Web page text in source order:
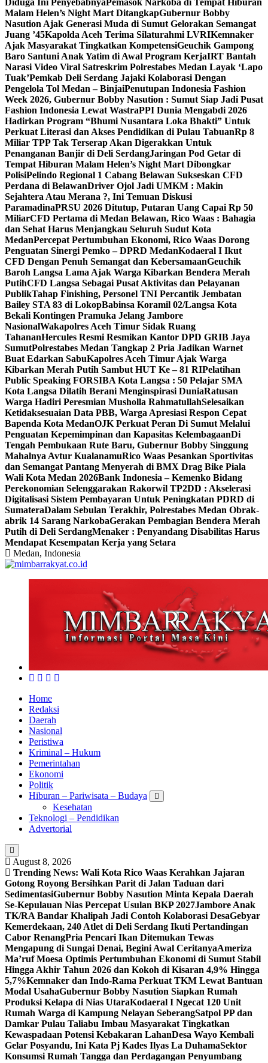
Diduga Ini PenyebabnyaPemasok Narkoba di Tempat Hiburan
Malam Helen’s Night Mart DitangkapGubernur Bobby
Nasution Ajak Generasi Muda di Sumut Gelorakan Semangat
Juang ’45Kapolda Aceh Terima Silaturahmi LVRIKemnaker
Ajak Masyarakat Tingkatkan KompetensiGeuchik Gampong
Baro Santuni Anak Yatim di Awal Program KerjaIRT Bantah
Narasi Video Viral Satreskrim Polrestabes Medan Layak ‘Lapo
Tuak’Pemkab Deli Serdang Jajaki Kolaborasi Dengan
Pengelola Tol Medan – BinjaiPenutupan Indonesia Fashion
Week 2026, Gubernur Bobby Nasution : Sumut Siap Jadi Pusat
Fashion Indonesia Lewat WastraPPI Dunia Mengabdi 2026
Hadirkan Program “Bhumi Nusantara Loka Bhakti” Untuk
Perkuat Literasi dan Akses Pendidikan di Pulau TabuanRp 8
Miliar TPP Tak Terserap Akan Digerakkan Untuk
Penanganan Banjir di Deli SerdangJaringan Pod Getar di
Tempat Hiburan Malam Helen’s Night Mart Dibongkar
PolisiPelindo Regional 1 Cabang Belawan Sukseskan CFD
Perdana di BelawanDriver Ojol Jadi UMKM : Makin
Sejahtera Atau Merana ?, Ini Temuan Diskusi
ParamadinaPRSU 2026 Ditutup, Putaran Uang Capai Rp 50
MiliarCFD Pertama di Medan Belawan, Rico Waas : Bahagia
dan Sehat Harus Menjangkau Seluruh Sudut Kota
MedanPercepat Pertumbuhan Ekonomi, Rico Waas Dorong
Penguatan Sinergi Pemko – DPRD MedanKodaeral I Ikut
CFD Dengan Penuh Semangat dan KebersamaanGeuchik
Baroh Langsa Lama Ajak Warga Kibarkan Bendera Merah
PutihCFD Langsa Sebagai Pusat Aktivitas dan Pelayanan
PublikTahap Finishing, Personel TNI Percantik Jembatan
Bailey STA 83 di LokopBabinsa Koramil 02/Langsa Kota
Bekali Kontingen Pramuka Jelang Jambore
NasionalWakapolres Aceh Timur Sidak Ruang
TahananHercules Resmi Resmikan Kantor DPD GRIB Jaya
SumutPolrestabes Medan Tangkap 2 Pria Jadikan Warnet
Buat Edarkan SabuKapolres Aceh Timur Ajak Warga
Kibarkan Merah Putih Sambut HUT Ke – 81 RIPelatihan
Public Speaking FORSIBA Kota Langsa : 50 Pelajar SMA
Kota Langsa Dilatih Berani Menginspirasi DuniaRatusan
Warga Hadiri Peresmian Musholla RahmatullahSelesaikan
Ketidaksesuaian Data PBB, Warga Apresiasi Respon Cepat
Bapenda Kota MedanOJK Perkuat Peran Di Sumut Melalui
Penguatan Kepemimpinan dan Kapasitas KelembagaanDi
Tengah Pembukaan Rute Baru, Gubernur Bobby Singgung
Mahalnya Avtur KualanamuRico Waas Pesankan Sportivitas
dan Semangat Pantang Menyerah di BMX Drag Bike Piala
Wali Kota Medan 2026Bank Indonesia – Kemenko Bidang
Perekonomian Selenggarakan Rakorwil TP2DD : Akselerasi
Digitalisasi Sistem Pembayaran Untuk Peningkatan PDRD di
SumateraDalam Sebulan Terakhir, Polrestabes Medan Obrak-
abrik 14 Sarang NarkobaGerakan Pembagian Bendera Merah
Putih di Deli SerdangMenaker : Penyandang Disabilitas Harus
Mendapat Kesempatan Kerja yang Setara
Medan, Indonesia
Home
Redaksi
Daerah
Nasional
Peristiwa
Kriminal – Hukum
Pemerintahan
Ekonomi
Politik
Hiburan – Pariwisata – Budaya
Kesehatan
Teknologi – Pendidikan
Advertorial
August 8, 2026
Trending News: Wali Kota Rico Waas Kerahkan Jajaran
Gotong Royong Bersihkan Parit di Jalan Taduan dari
SedimentasiGubernur Bobby Nasution Minta Kepala Daerah
Se-Kepulauan Nias Percepat Usulan BKP 2027Jambore Anak
TK/RA Bandar Khalipah Jadi Contoh Kolaborasi DesaGebyar
Kemerdekaan, 240 Atlet di Deli Serdang Ikuti Pertandingan
Cabor RenangPria Pencari Ikan Ditemukan Tewas
Mengapung di Sungai Denai, Begini Awal Ceritanya‎Ameriza
Ma’ruf Moesa‎ Optimis Pertumbuhan Ekonomi di Sumut Stabil
Hingga Akhir Tahun 2026 dan Kokoh di Kisaran 4,9% Hingga
5,7%Kemnaker dan Indo-Rama Perkuat TKM Lewat Bantuan
Modal UsahaGubernur Bobby Nasution Siapkan Rumah
Produksi Kelapa di Nias UtaraKodaeral I Ngecat 120 Unit
Rumah Warga di Kampung Nelayan SeberangSatpol PP dan
Damkar Pulau Taliabu Imbau Masyarakat Tingkatkan
Kewaspadaan Potensi Kebakaran LahanDesa Wayo Kembali
Gelar Posyandu, Ini Kata Pj Kades Ilyas La DuhamaSektor
Konsumsi Rumah Tangga dan Perdagangan Penyumbang